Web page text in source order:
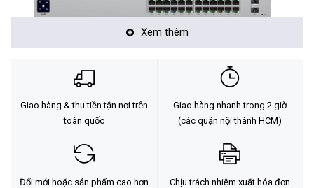
Hoạt đồng yên tĩnh với thiết kế tản nhiệt không dùng quạt
Thiết kế làm mát thụ động và được cấu tạo 100% kim loại giúp tản
nhiệt nhanh chóng mà không cần đến quạt hỗ trợ.
Xem thêm
Giao hàng & thu tiền tận nơi trên
toàn quốc
Giao hàng nhanh trong 2 giờ
(các quận nội thành HCM)
Đổi mới hoặc sản phẩm cao hơn
Chịu trách nhiệm xuất hóa đơn